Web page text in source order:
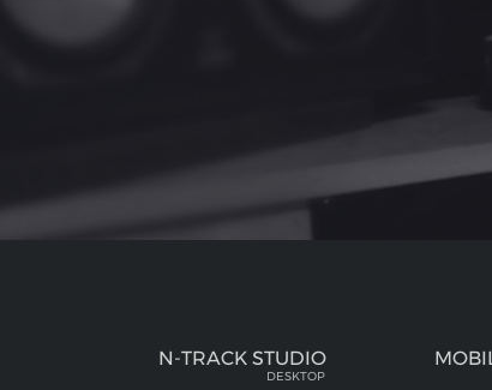
N-TRACK STUDIO
DESKTOP